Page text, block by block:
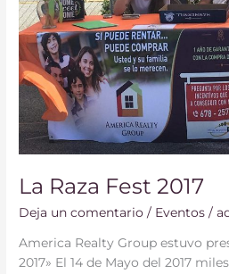
La Raza Fest 2017
Deja un comentario / Eventos /
America Realty Group estuvo
2017» El 14 de Mayo del 2017